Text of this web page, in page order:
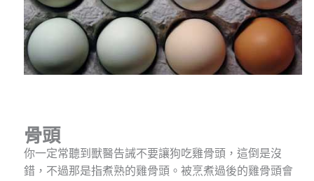
骨頭
你一定常聽到獸醫告誡不要讓狗吃雞骨頭，這倒是沒
錯，不過那是指煮熟的雞骨頭。被烹煮過後的雞骨頭會